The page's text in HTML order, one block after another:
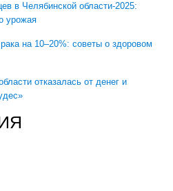
в Челябинской области-2025:
урожая
на 10–20%: советы о здоровом
отказалась от денег и